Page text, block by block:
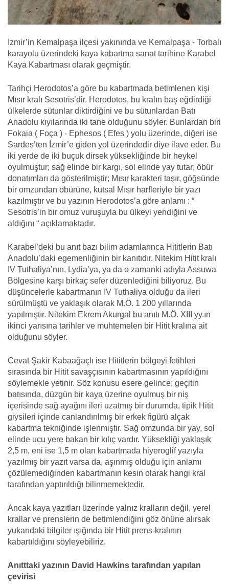
İzmir’in Kemalpaşa ilçesi yakınında ve Kemalpaşa - Torbalı
karayolu üzerindeki kaya kabartma sanat tarihine Karabel
Kaya Kabartması olarak geçmiştir.
Tarihçi Herodotos’a göre bu kabartmada betimlenen kişi
Mısır kralı Sesotris’dir. Herodotos, bu kralın baş eğdirdiği
ülkelerde sütunlar diktirdiğini ve bu sütunlardan Batı
Anadolu kıyılarında iki tane olduğunu söyler. Bunlardan biri
Fokaia ( Foça ) - Ephesos ( Efes ) yolu üzerinde, diğeri ise
Sardes’ten İzmir’e giden yol üzerindedir diye ilave eder. Bu
iki yerde de iki buçuk dirsek yüksekliğinde bir heykel
oyulmuştur; sağ elinde bir kargı, sol elinde yay tutar; öbür
donatımları da gösterilmiştir; Mısır karakteri taşır, göğsünde
bir omzundan öbürüne, kutsal Mısır harfleriyle bir yazı
kazılmıştır ve bu yazının Herodotos’a göre anlamı : “
Sesotris’in bir omuz vuruşuyla bu ülkeyi yendiğini ve
aldığını “ açıklamaktadır.
Karabel’deki bu anıt bazı bilim adamlarınca Hititlerin Batı
Anadolu’daki egemenliğinin bir kanıtıdır. Nitekim Hitit kralı
IV Tuthaliya’nın, Lydia’ya, ya da o zamanki adıyla Assuwa
Bölgesine karşı birkaç sefer düzenlediğini biliyoruz. Bu
düşüncelerle kabartmanın IV Tuthaliya olduğu da ileri
sürülmüştü ve yaklaşık olarak M.Ö. 1 200 yıllarında
yapılmıştır. Nitekim Ekrem Akurgal bu anıtı M.Ö. XIII yy.ın
ikinci yarısına tarihler ve muhtemelen bir Hitit kralına ait
olduğunu söyler.
Cevat Şakir Kabaağaçlı ise Hititlerin bölgeyi fetihleri
sırasında bir Hitit savaşçısının kabartmasının yapıldığını
söylemekle yetinir. Söz konusu esere gelince; geçitin
batısında, düzgün bir kaya üzerine oyulmuş bir niş
içerisinde sağ ayağını ileri uzatmış bir durumda, tipik Hitit
giysileri içinde canlandırılmış bir erkek figürü alçak
kabartma tekniğinde işlenmiştir. Sağ omzunda bir yay, sol
elinde ucu yere bakan bir kılıç vardır. Yüksekliği yaklaşık
2,5 m, eni ise 1,5 m olan kabartmada hiyeroglif yazıyla
yazılmış bir yazıt varsa da, aşınmış olduğu için anlamı
çözülemediğinden kabartmanın kesin olarak hangi kral
tarafından yaptırıldığı bilinmemektedir.
Ancak kaya yazıtları üzerinde yalnız kralların değil, yerel
krallar ve prenslerin de betimlendiğini göz önüne alırsak
yukarıdaki bilgiler ışığında bir Hitit prens-kralının
kabartıldığını söyleyebiliriz.
Anıtttaki yazının David Hawkins tarafından yapılan
çevirisi